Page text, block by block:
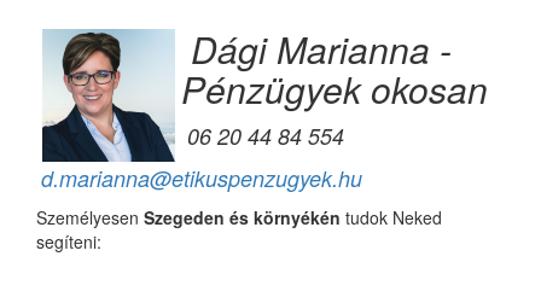
Dági Marianna -
Pénzügyek okosan
06 20 44 84 554
d.marianna@etikuspenzugyek.hu
Személyesen Szegeden és környékén tudok Neked
segíteni: